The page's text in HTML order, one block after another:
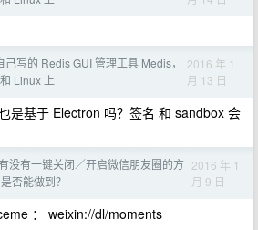
己写的 Redis GUI 管理工具 Medis，
Linux 上
2016 年 1
月 13 日
是基于 Electron 吗？签名 和 sandbox 会
没有一键关闭／开启微信朋友圈的方
否能做到？
2016 年 1
月 9 日
： weixin://dl/moments